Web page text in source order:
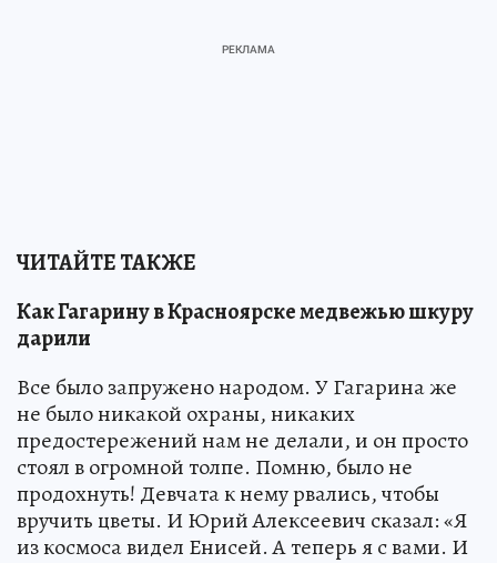
ЧИТАЙТЕ ТАКЖЕ
Как Гагарину в Красноярске медвежью шкуру
дарили
Все было запружено народом. У Гагарина же
не было никакой охраны, никаких
предостережений нам не делали, и он просто
стоял в огромной толпе. Помню, было не
продохнуть! Девчата к нему рвались, чтобы
вручить цветы. И Юрий Алексеевич сказал: «Я
из космоса видел Енисей. А теперь я с вами. И